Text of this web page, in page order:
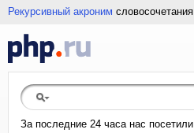
Рекурсивный акроним словосочетания
За последние 24 часа нас посетили